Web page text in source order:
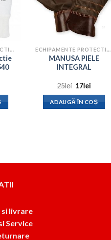
ECHIPAMENTE PROTECTIA MUNCII ECHIPAMENTE PROTECTIA MUNCII
MANUSA PIELE
INTEGRAL
25lei Prețul
a
fost:
17leiPrețul
este:
17lei.
ADAUGĂ ÎN COȘ
si livrare
Service